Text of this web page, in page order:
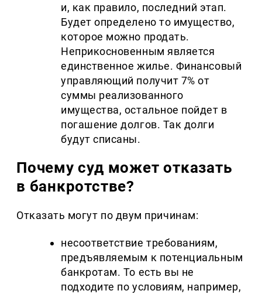
и, как правило, последний этап.
Будет определено то имущество,
которое можно продать.
Неприкосновенным является
единственное жилье. Финансовый
управляющий получит 7% от
суммы реализованного
имущества, остальное пойдет в
погашение долгов. Так долги
будут списаны.
Почему суд может отказать
в банкротстве?
Отказать могут по двум причинам:
несоответствие требованиям,
предъявляемым к потенциальным
банкротам. То есть вы не
подходите по условиям, например,